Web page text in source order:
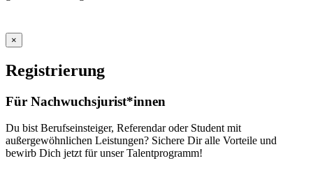
×
Registrierung
Für Nachwuchsjurist*innen
Du bist Berufseinsteiger, Referendar oder Student mit
außergewöhnlichen Leistungen? Sichere Dir alle Vorteile und
bewirb Dich jetzt für unser Talentprogramm!